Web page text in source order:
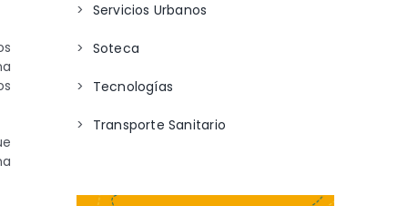
Servicios Urbanos
Soteca
Tecnologías
Transporte Sanitario